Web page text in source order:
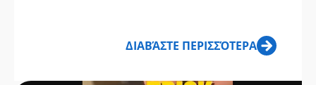
ΔΙΑΒΆΣΤΕ ΠΕΡΙΣΣΌΤΕΡΑ